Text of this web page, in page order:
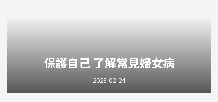
保護自己 了解常見婦女病
2023-02-24